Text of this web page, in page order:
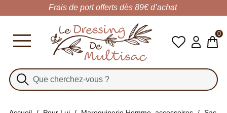
0
Frais de port offerts dès 89€ d’achat